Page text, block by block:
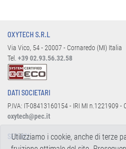
OXYTECH S.R.L
Via Vico, 54 - 20007 - Cornaredo (MI) Italia
Tel. +39 02.93.56.32.58
DATI SOCIETARI
P.IVA: IT-08413160154 - IRI MI n.1221909 -
oxytech@pec.it
SEGUICI:
Utilizziamo i cookie, anche di terze